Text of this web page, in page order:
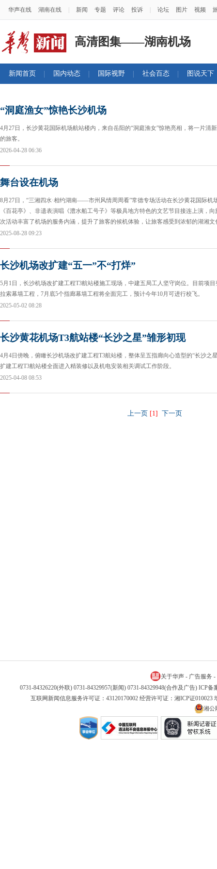
华声在线 湖南在线 新闻 专题 评论 投诉 论坛 图片 视频
高清图集——湖南机场
新闻首页 国内动态 国际视野 社会百态 图说天下
“洞庭渔女”惊艳长沙机场
4月27日，长沙黄花国际机场航站楼内，来自岳阳的“洞庭渔女”惊艳亮相，将一片清
的旅客。
2026-04-28 06:36
舞台设在机场
8月27日，“三湘四水·相约湖南——市州风情周周看”常德专场活动在长沙黄花国际机
《百花亭》、非遗表演唱《澧水船工号子》等极具地方特色的文艺节目接连上演，
次活动丰富了机场的服务内涵，提升了旅客的候机体验，让旅客感受到浓郁的湖湘文
2025-08-28 09:23
长沙机场改扩建“五一”不“打烊”
5月1日，长沙机场改扩建工程T3航站楼施工现场，中建五局工人坚守岗位。目前项
拉索幕墙工程，7月底5个指廊幕墙工程将全面完工，预计今年10月可进行校飞。
2025-05-02 08:28
长沙黄花机场T3航站楼“长沙之星”雏形初现
4月4日傍晚，俯瞰长沙机场改扩建工程T3航站楼，整体呈五指廊向心造型的“长沙之
扩建工程T3航站楼全面进入精装修以及机电安装相关调试工作阶段。
2025-04-08 08:53
上一页 [1] 下一页
关于华声 - 广告服务 -
0731-84326220(外联) 0731-84329957(新闻) 0731-84329948(合作及广告) ICP备
互联网新闻信息服务许可证：43120170002 经营许可证：湘ICP证
湘公